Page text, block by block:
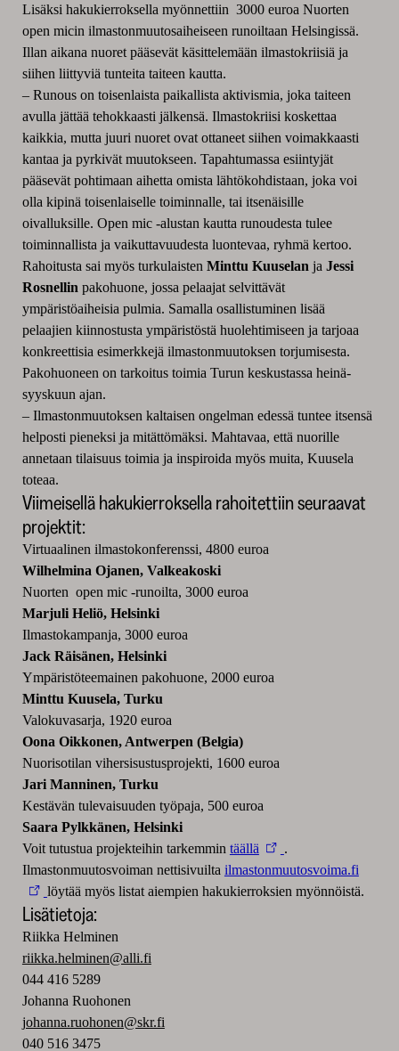
Lisäksi hakukierroksella myönnettiin 3000 euroa Nuorten
open micin ilmastonmuutosaiheiseen runoiltaan Helsingissä.
Illan aikana nuoret pääsevät käsittelemään ilmastokriisiä ja
siihen liittyviä tunteita taiteen kautta.
– Runous on toisenlaista paikallista aktivismia, joka taiteen
avulla jättää tehokkaasti jälkensä. Ilmastokriisi koskettaa
kaikkia, mutta juuri nuoret ovat ottaneet siihen voimakkaasti
kantaa ja pyrkivät muutokseen. Tapahtumassa esiintyjät
pääsevät pohtimaan aihetta omista lähtökohdistaan, joka voi
olla kipinä toisenlaiselle toiminnalle, tai itsenäisille
oivalluksille. Open mic -alustan kautta runoudesta tulee
toiminnallista ja vaikuttavuudesta luontevaa, ryhmä kertoo.
Rahoitusta sai myös turkulaisten Minttu Kuuselan ja Jessi
Rosnellin pakohuone, jossa pelaajat selvittävät
ympäristöaiheisia pulmia. Samalla osallistuminen lisää
pelaajien kiinnostusta ympäristöstä huolehtimiseen ja tarjoaa
konkreettisia esimerkkejä ilmastonmuutoksen torjumisesta.
Pakohuoneen on tarkoitus toimia Turun keskustassa heinä-
syyskuun ajan.
– Ilmastonmuutoksen kaltaisen ongelman edessä tuntee itsensä
helposti pieneksi ja mitättömäksi. Mahtavaa, että nuorille
annetaan tilaisuus toimia ja inspiroida myös muita, Kuusela
toteaa.
Viimeisellä hakukierroksella rahoitettiin seuraavat
projektit:
Virtuaalinen ilmastokonferenssi, 4800 euroa
Wilhelmina Ojanen, Valkeakoski
Nuorten open mic -runoilta, 3000 euroa
Marjuli Heliö, Helsinki
Ilmastokampanja, 3000 euroa
Jack Räisänen, Helsinki
Ympäristöteemainen pakohuone, 2000 euroa
Minttu Kuusela, Turku
Valokuvasarja, 1920 euroa
Oona Oikkonen, Antwerpen (Belgia)
Nuorisotilan vihersisustusprojekti, 1600 euroa
Jari Manninen, Turku
Kestävän tulevaisuuden työpaja, 500 euroa
Saara Pylkkänen, Helsinki
Voit tutustua projekteihin tarkemmin täällä
.
Ilmastonmuutosvoiman nettisivuilta ilmastonmuutosvoima.fi
löytää myös listat aiempien hakukierroksien myönnöistä.
Lisätietoja:
Riikka Helminen
riikka.helminen@alli.fi
044 416 5289
Johanna Ruohonen
johanna.ruohonen@skr.fi
040 516 3475